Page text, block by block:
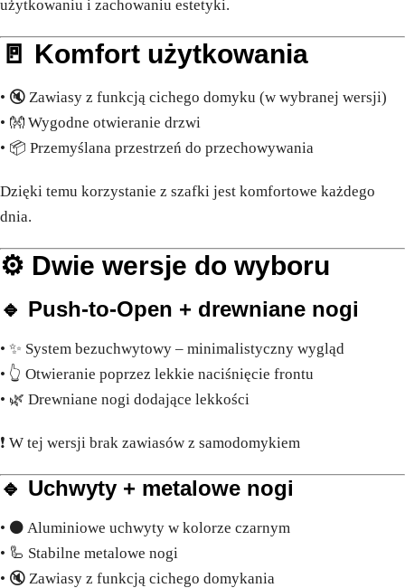
użytkowaniu i zachowaniu estetyki.
🚪 Komfort użytkowania
• 🔇 Zawiasy z funkcją cichego domyku (w wybranej wersji)
• 👐 Wygodne otwieranie drzwi
• 📦 Przemyślana przestrzeń do przechowywania
Dzięki temu korzystanie z szafki jest komfortowe każdego
dnia.
⚙️ Dwie wersje do wyboru
🔹 Push-to-Open + drewniane nogi
• ✨ System bezuchwytowy – minimalistyczny wygląd
• 👆 Otwieranie poprzez lekkie naciśnięcie frontu
• 🌿 Drewniane nogi dodające lekkości
❗ W tej wersji brak zawiasów z samodomykiem
🔹 Uchwyty + metalowe nogi
• ⚫ Aluminiowe uchwyty w kolorze czarnym
• 🦾 Stabilne metalowe nogi
• 🔇 Zawiasy z funkcją cichego domykania